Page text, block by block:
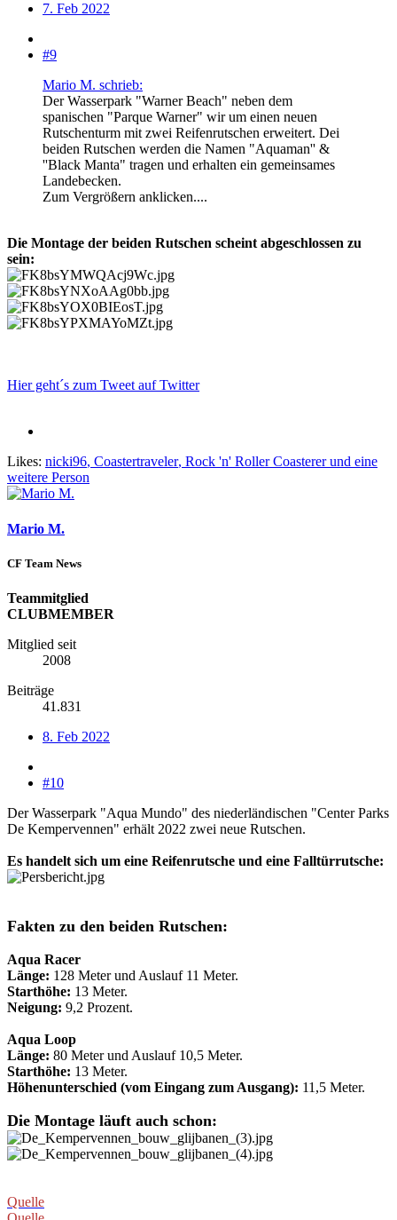
7. Feb 2022
#9
Mario M. schrieb:
Der Wasserpark "Warner Beach" neben dem
spanischen "Parque Warner" wir um einen neuen
Rutschenturm mit zwei Reifenrutschen erweitert. Dei
beiden Rutschen werden die Namen "Aquaman'' &
''Black Manta" tragen und erhalten ein gemeinsames
Landebecken.
Zum Vergrößern anklicken....
Die Montage der beiden Rutschen scheint abgeschlossen zu
sein:
Hier geht´s zum Tweet auf Twitter
Likes: nicki96, Coastertraveler, Rock 'n' Roller Coastererund eine
weitere Person
Mario M.
CF Team News
Teammitglied
CLUBMEMBER
Mitglied seit
2008
Beiträge
41.831
8. Feb 2022
#10
Der Wasserpark "Aqua Mundo" des niederländischen "Center Parks
De Kempervennen" erhält 2022 zwei neue Rutschen.
Es handelt sich um eine Reifenrutsche und eine Falltürrutsche:
Fakten zu den beiden Rutschen:
Aqua Racer
Länge: 128 Meter und Auslauf 11 Meter.
Starthöhe: 13 Meter.
Neigung: 9,2 Prozent.
Aqua Loop
Länge: 80 Meter und Auslauf 10,5 Meter.
Starthöhe: 13 Meter.
Höhenunterschied (vom Eingang zum Ausgang): 11,5 Meter.
Die Montage läuft auch schon:
Quelle